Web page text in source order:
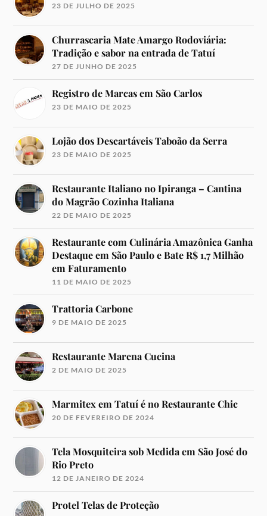
23 DE JULHO DE 2025
Churrascaria Mate Amargo Rodoviária:
Tradição e sabor na entrada de Tatuí
27 DE JUNHO DE 2025
Registro de Marcas em São Carlos
23 DE MAIO DE 2025
Lojão dos Descartáveis Taboão da Serra
23 DE MAIO DE 2025
Restaurante Italiano no Ipiranga – Cantina
do Magrão Cozinha Italiana
22 DE MAIO DE 2025
Restaurante com Culinária Amazônica Ganha
Destaque em São Paulo e Bate R$ 1,7 Milhão
em Faturamento
11 DE MAIO DE 2025
Trattoria Carbone
9 DE MAIO DE 2025
Restaurante Marena Cucina
2 DE MAIO DE 2025
Marmitex em Tatuí é no Restaurante Chic
20 DE FEVEREIRO DE 2024
Tela Mosquiteira sob Medida em São José do
Rio Preto
12 DE JANEIRO DE 2024
Protel Telas de Proteção